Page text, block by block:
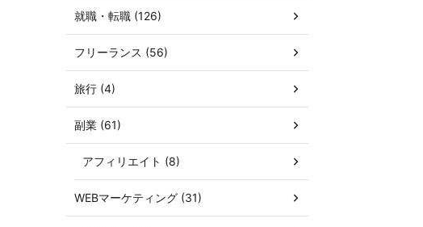
就職・転職 (126)
フリーランス (56)
旅行 (4)
副業 (61)
アフィリエイト (8)
WEBマーケティング (31)